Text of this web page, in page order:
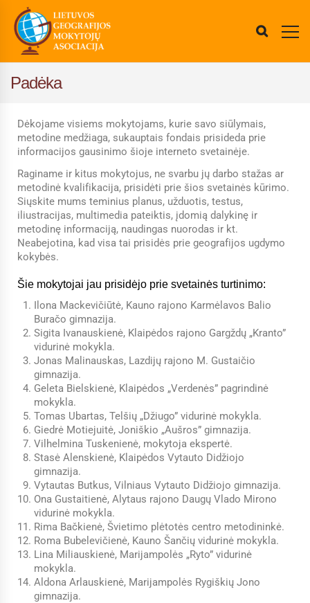
Padėka
Dėkojame visiems mokytojams, kurie savo siūlymais,
metodine medžiaga, sukauptais fondais prisideda prie
informacijos gausinimo šioje interneto svetainėje.
Raginame ir kitus mokytojus, ne svarbu jų darbo stažas ar
metodinė kvalifikacija, prisidėti prie šios svetainės kūrimo.
Siųskite mums teminius planus, užduotis, testus,
iliustracijas, multimedia pateiktis, įdomią dalykinę ir
metodinę informaciją, naudingas nuorodas ir kt.
Neabejotina, kad visa tai prisidės prie geografijos ugdymo
kokybės.
Šie mokytojai jau prisidėjo prie svetainės turtinimo:
Ilona Mackevičiūtė, Kauno rajono Karmėlavos Balio
Buračo gimnazija.
Sigita Ivanauskienė, Klaipėdos rajono Gargždų „Kranto”
vidurinė mokykla.
Jonas Malinauskas, Lazdijų rajono M. Gustaičio
gimnazija.
Geleta Bielskienė, Klaipėdos „Verdenės” pagrindinė
mokykla.
Tomas Ubartas, Telšių „Džiugo” vidurinė mokykla.
Giedrė Motiejuitė, Joniškio „Aušros” gimnazija.
Vilhelmina Tuskenienė, mokytoja ekspertė.
Stasė Alenskienė, Klaipėdos Vytauto Didžiojo
gimnazija.
Vytautas Butkus, Vilniaus Vytauto Didžiojo gimnazija.
Ona Gustaitienė, Alytaus rajono Daugų Vlado Mirono
vidurinė mokykla.
Rima Bačkienė, Švietimo plėtotės centro metodininkė.
Roma Bubelevičienė, Kauno Šančių vidurinė mokykla.
Lina Miliauskienė, Marijampolės „Ryto” vidurinė
mokykla.
Aldona Arlauskienė, Marijampolės Rygiškių Jono
gimnazija.